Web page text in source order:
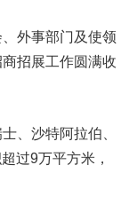
外事部门及使领
招展工作圆满收
、沙特阿拉伯、
过9万平方米，